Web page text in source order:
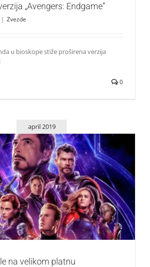
„Avengers: Endgame“
| Zvezde
u bioskope stiže proširena verzija
0
april 2019
velikom platnu „OSVETNICI – KRAJ IGRE“
oborilo rekord u zaradi
Život i zabava
na velikom platnu